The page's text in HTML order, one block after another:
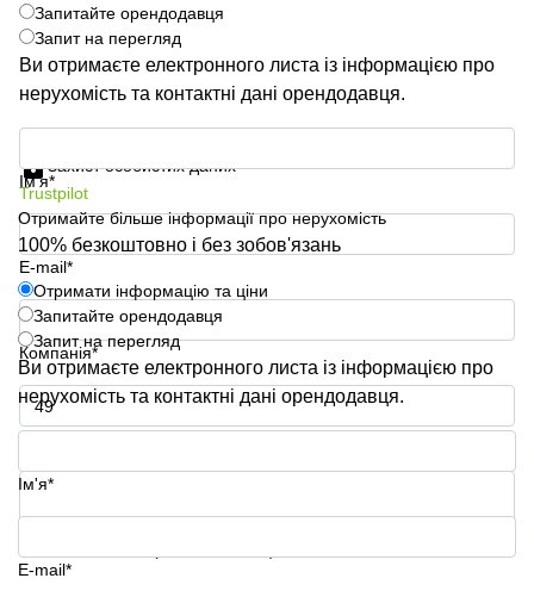
Запитайте орендодавця
Запит на перегляд
Ви отримаєте електронного листа із інформацією про
нерухомість та контактні дані орендодавця.
Ім'я*
E-mail*
Компанія*
Номер телефону*
Захист особистих даних
Trustpilot
Отримайте більше інформації про нерухомість
100% безкоштовно і без зобов'язань
Отримати інформацію та ціни
Запитайте орендодавця
Запит на перегляд
Ви отримаєте електронного листа із інформацією про
нерухомість та контактні дані орендодавця.
Ім'я*
E-mail*